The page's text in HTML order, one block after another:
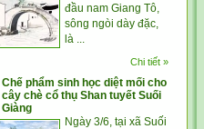
đầu nam Giang Tô,
sông ngòi dày đặc,
là ...
Chi tiết »
Chế phẩm sinh học diệt mối cho
cây chè cổ thụ Shan tuyết Suối
Giàng
Ngày 3/6, tại xã Suối